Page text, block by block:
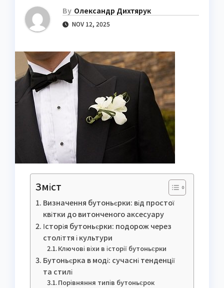
By Олександр Дихтярук
NOV 12, 2025
Зміст
Визначення бутоньєрки: від простої
квітки до витонченого аксесуару
Історія бутоньєрки: подорож через
століття і культури
Ключові віхи в історії бутоньєрки
Бутоньєрка в моді: сучасні тенденції
та стилі
Порівняння типів бутоньєрок